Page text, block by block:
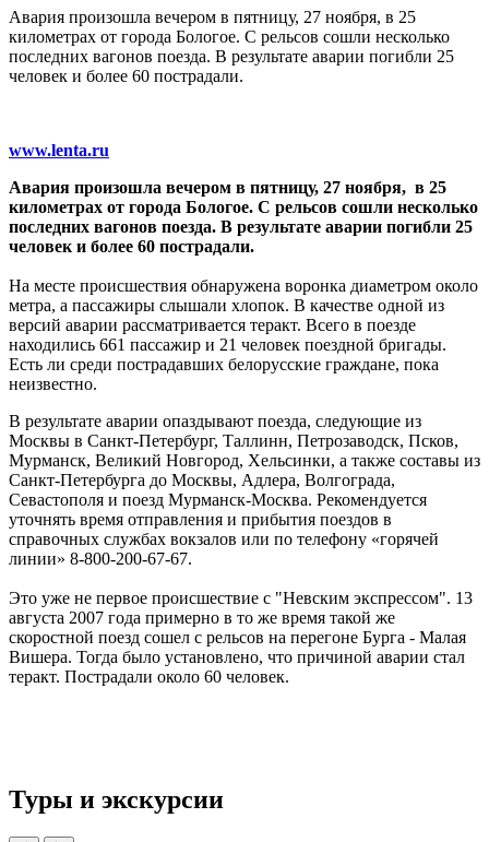
Авария произошла вечером в пятницу, 27 ноября, в 25
километрах от города Бологое. С рельсов сошли несколько
последних вагонов поезда. В результате аварии погибли 25
человек и более 60 пострадали.
www.lenta.ru
Авария произошла вечером в пятницу, 27 ноября, в 25
километрах от города Бологое. С рельсов сошли несколько
последних вагонов поезда. В результате аварии погибли 25
человек и более 60 пострадали.
На месте происшествия обнаружена воронка диаметром около
метра, а пассажиры слышали хлопок. В качестве одной из
версий аварии рассматривается теракт. Всего в поезде
находились 661 пассажир и 21 человек поездной бригады.
Есть ли среди пострадавших белорусские граждане, пока
неизвестно.
В результате аварии опаздывают поезда, следующие из
Москвы в Санкт-Петербург, Таллинн, Петрозаводск, Псков,
Мурманск, Великий Новгород, Хельсинки, а также составы из
Санкт-Петербурга до Москвы, Адлера, Волгограда,
Севастополя и поезд Мурманск-Москва. Рекомендуется
уточнять время отправления и прибытия поездов в
справочных службах вокзалов или по телефону «горячей
линии» 8-800-200-67-67.
Это уже не первое происшествие с "Невским экспрессом". 13
августа 2007 года примерно в то же время такой же
скоростной поезд сошел с рельсов на перегоне Бурга - Малая
Вишера. Тогда было установлено, что причиной аварии стал
теракт. Пострадали около 60 человек.
Туры и экскурсии